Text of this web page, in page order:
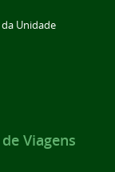
Unidade
Viagens